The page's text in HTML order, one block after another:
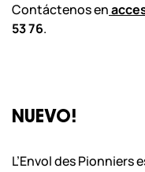
Contáctenos en
53 76.
NUEVO!
L’Envol des Pionniers